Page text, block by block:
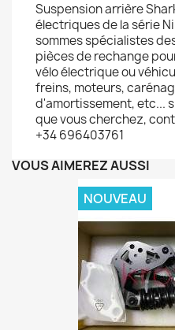
Suspension arrière
électriques de la série
sommes spécialistes
pièces de rechange
vélo électrique ou
freins, moteurs,
d'amortissement, etc...
que vous cherchez,
+34 696403761
VOUS AIMEREZ AUSSI
NOUVEAU